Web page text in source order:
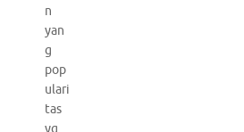
n
yan
g
pop
ulari
tas
yg